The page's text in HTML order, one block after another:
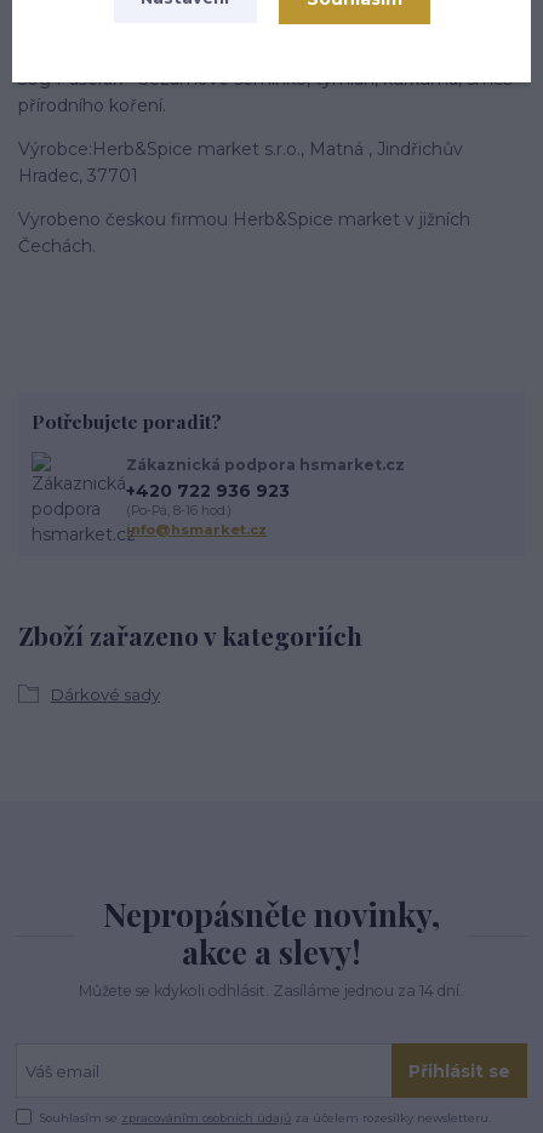
pepř, kmín, cibule, pískavice. Může obsahovat stopy celeru,
50g Pašerák - Sezamové semínko, tymián, kurkuma, směs
přírodního koření.
Výrobce:Herb&Spice market s.r.o., Matná , Jindřichův
Hradec, 37701
Vyrobeno českou firmou Herb&Spice market v jižních
Čechách.
Zboží zařazeno v kategoriích
Dárkové sady
Potřebujete poradit?
Zákaznická podpora hsmarket.cz
+420 722 936 923
(Po-Pá, 8-16 hod.)
info@hsmarket.cz
Nepropásněte novinky,
akce a slevy!
Můžete se kdykoli odhlásit. Zasíláme jednou za 14 dní.
Přihlásit se
Souhlasím se zpracováním osobních údajů za účelem rozesílky newsletteru.